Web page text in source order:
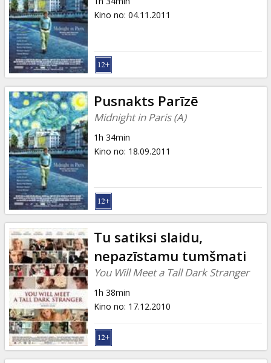
Kino no: 04.11.2011
Pusnakts Parīzē
Midnight in Paris (A)
1h 34min
Kino no: 18.09.2011
Tu satiksi slaidu,
nepazīstamu tumšmati
You Will Meet a Tall Dark Stranger
1h 38min
Kino no: 17.12.2010